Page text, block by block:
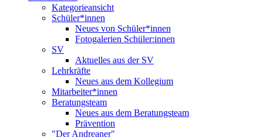
Kategorieansicht
Schüler*innen
Neues von Schüler*innen
Fotogalerien Schüler:innen
SV
Aktuelles aus der SV
Lehrkräfte
Neues aus dem Kollegium
Mitarbeiter*innen
Beratungsteam
Neues aus dem Beratungsteam
Prävention
"Der Andreaner"